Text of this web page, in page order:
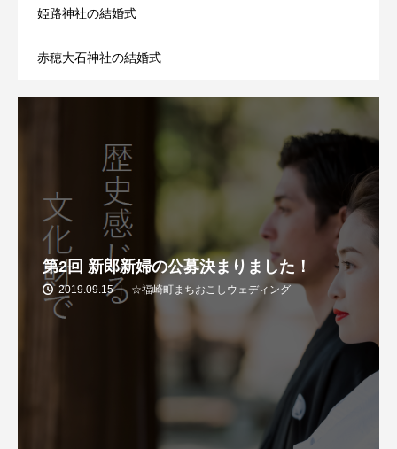
姫路神社の結婚式
赤穂大石神社の結婚式
第2回 新郎新婦の公募決まりました！
2019.09.15 ☆福崎町まちおこしウェディング